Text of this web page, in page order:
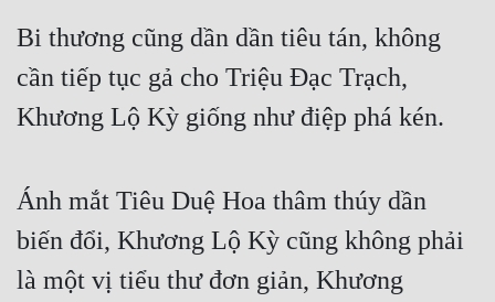
Bi thương cũng dần dần tiêu tán, không
cần tiếp tục gả cho Triệu Đạc Trạch,
Khương Lộ Kỳ giống như điệp phá kén.
Ánh mắt Tiêu Duệ Hoa thâm thúy dần
biến đổi, Khương Lộ Kỳ cũng không phải
là một vị tiểu thư đơn giản, Khương